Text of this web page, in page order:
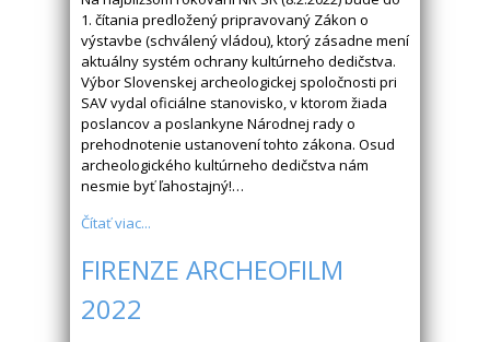
1. čítania predložený pripravovaný Zákon o
výstavbe (schválený vládou), ktorý zásadne mení
aktuálny systém ochrany kultúrneho dedičstva.
Výbor Slovenskej archeologickej spoločnosti pri
SAV vydal oficiálne stanovisko, v ktorom žiada
poslancov a poslankyne Národnej rady o
prehodnotenie ustanovení tohto zákona. Osud
archeologického kultúrneho dedičstva nám
nesmie byť ľahostajný!…
Čítať viac...
FIRENZE ARCHEOFILM
2022